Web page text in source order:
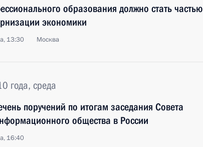
образования должно стать частью
экономики
13:30 Москва
года, среда
поручений по итогам заседания Совета
общества в России
16:40